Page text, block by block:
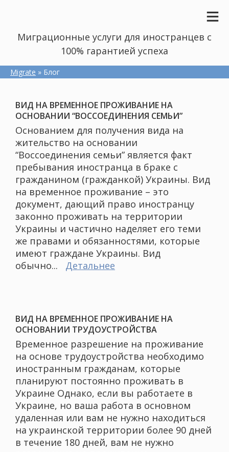
Миграционные услуги для иностранцев с
100% гарантией успеха
Migrate » Блог
ВИД НА ВРЕМЕННОЕ ПРОЖИВАНИЕ НА
ОСНОВАНИИ “ВОССОЕДИНЕНИЯ СЕМЬИ”
Основанием для получения вида на
жительство на основании
“Воссоединения семьи” является факт
пребывания иностранца в браке с
гражданином (гражданкой) Украины. Вид
на временное проживание – это
документ, дающий право иностранцу
законно проживать на территории
Украины и частично наделяет его теми
же правами и обязанностями, которые
имеют граждане Украины. Вид
обычно...
Детальнее
ВИД НА ВРЕМЕННОЕ ПРОЖИВАНИЕ НА
ОСНОВАНИИ ТРУДОУСТРОЙСТВА
Временное разрешение на проживание
на основе трудоустройства необходимо
иностранным гражданам, которые
планируют постоянно проживать в
Украине Однако, если вы работаете в
Украине, но ваша работа в основном
удаленная или вам не нужно находиться
на украинской территории более 90 дней
в течение 180 дней, вам не нужно